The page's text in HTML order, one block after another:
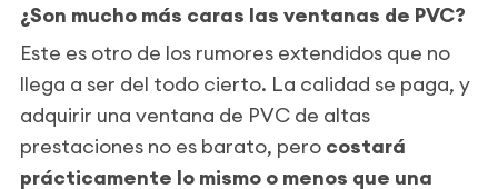
¿Son mucho más caras las ventanas de PVC?
Este es otro de los rumores extendidos que no
llega a ser del todo cierto. La calidad se paga, y
adquirir una ventana de PVC de altas
prestaciones no es barato, pero costará
prácticamente lo mismo o menos que una